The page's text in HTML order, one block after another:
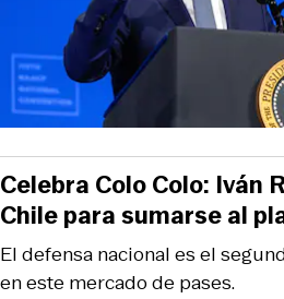
El defensa nacional es el
en este mercado de pases.
Celebra Colo Colo: Iván
Chile para sumarse al